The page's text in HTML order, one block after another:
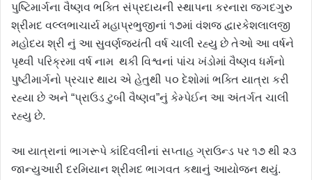
પુષ્ટિમાર્ગના વૈષ્ણવ ભક્તિ સંપ્રદાયની સ્થાપના કરનારા જગદગુરુ
શ્રીમદ વલ્લભાચાર્ય મહાપ્રભુજીનાં ૧૭માં વંશજ દ્વારકેશલાલજી
મહોદય શ્રી નું આ સુવર્ણજયંતી વર્ષ ચાલી રહ્યુ છે તેઓ આ વર્ષને
પૃથ્વી પરિક્રમા વર્ષ નામ થકી વિશ્વનાં પાંચ ખંડોમાં વૈષ્ણવ ધર્મનો
પુષ્ટીમાર્ગનો પ્રચાર થાય એ હેતુથી ૫૦ દેશોમાં ભક્તિ યાત્રા કરી
રહ્યા છે અને “પ્રાઉડ ટુબી વૈષ્ણવ”નું કેમ્પેઈન આ અંતર્ગત ચાલી
રહ્યુ છે.
આ યાત્રાનાં ભાગરૂપે કાંદિવલીનાં સપ્તાહ ગ્રાઉન્ડ પર ૧૭ થી ૨૩
જાન્યુઆરી દરમિયાન શ્રીમદ ભાગવત કથાનું આયોજન થયું.